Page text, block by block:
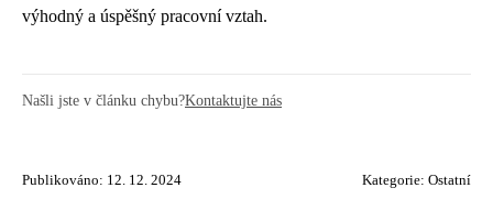
výhodný a úspěšný pracovní vztah.
Našli jste v článku chybu?Kontaktujte nás
Publikováno: 12. 12. 2024 Kategorie: Ostatní